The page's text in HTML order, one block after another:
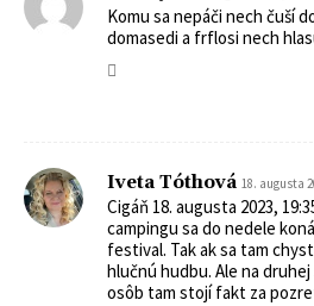
Komu sa nepáči nech čuší
domasedi a frflosi nech
Iveta Tóthová 18. augusta
Cigáň 18. augusta 2023,
campingu sa do nedele
festival. Tak ak sa tam
hlučnú hudbu. Ale na
osôb tam stojí fakt za